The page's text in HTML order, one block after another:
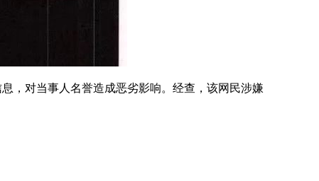
对当事人名誉造成恶劣影响。经查，该网民涉嫌